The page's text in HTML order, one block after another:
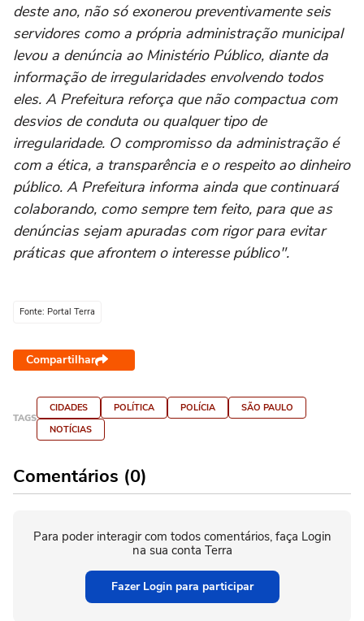
deste ano, não só exonerou preventivamente seis
servidores como a própria administração municipal
levou a denúncia ao Ministério Público, diante da
informação de irregularidades envolvendo todos
eles. A Prefeitura reforça que não compactua com
desvios de conduta ou qualquer tipo de
irregularidade. O compromisso da administração é
com a ética, a transparência e o respeito ao dinheiro
público. A Prefeitura informa ainda que continuará
colaborando, como sempre tem feito, para que as
denúncias sejam apuradas com rigor para evitar
práticas que afrontem o interesse público".
Fonte: Portal Terra
Compartilhar
TAGS
CIDADES POLÍTICA POLÍCIA
SÃO PAULO
NOTÍCIAS
Comentários (0)
Para poder interagir com todos comentários, faça Login
na sua conta Terra
Fazer Login para participar